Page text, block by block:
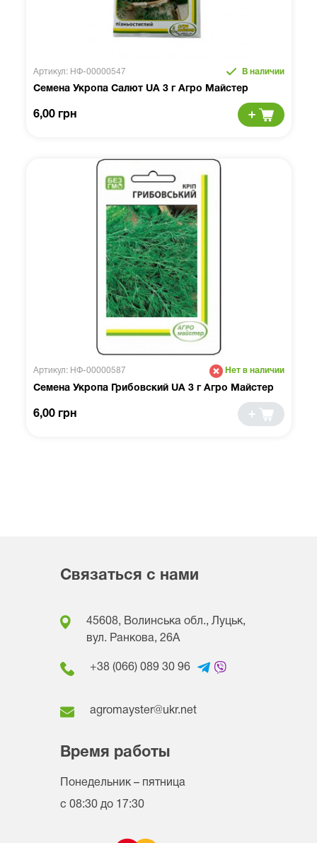
Артикул: НФ-00000547 В наличии
Семена Укропа Салют UA 3 г Агро Майстер
6,00 грн
Артикул: НФ-00000587 Нет в наличии
Семена Укропа Грибовский UA 3 г Агро Майстер
6,00 грн
Связаться с нами
45608, Волинська обл., Луцьк,
вул. Ранкова, 26A
+38 (066) 089 30 96
agromayster@ukr.net
Время работы
Понедельник – пятница
с 08:30 до 17:30